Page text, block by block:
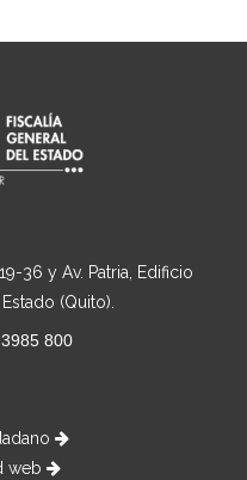
36 y Av. Patria, Edificio
(Quito).
800
web